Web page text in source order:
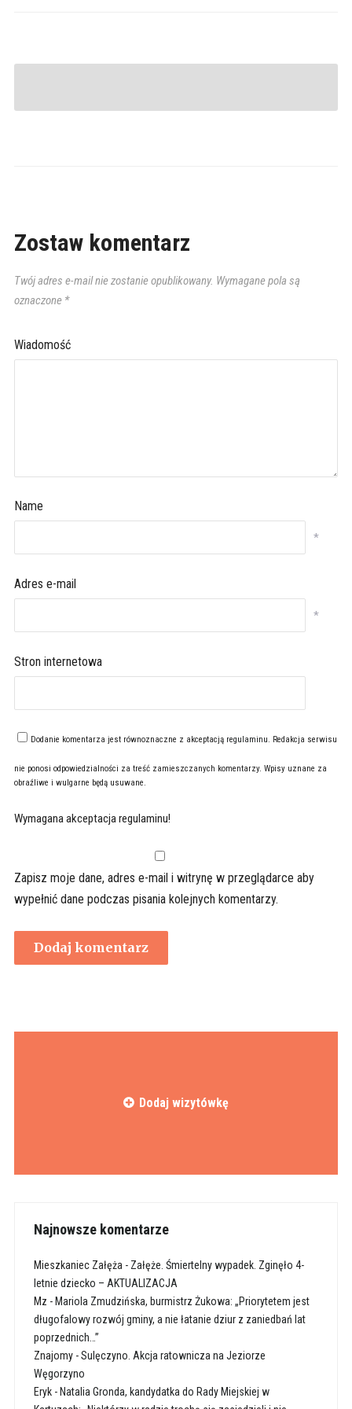
Zostaw komentarz
Twój adres e-mail nie zostanie opublikowany. Wymagane pola są
oznaczone *
Wiadomość
Name
*
Adres e-mail
*
Stron internetowa
Dodanie komentarza jest równoznaczne z akceptacją regulaminu. Redakcja serwisu
nie ponosi odpowiedzialności za treść zamieszczanych komentarzy. Wpisy uznane za
obraźliwe i wulgarne będą usuwane.
Wymagana akceptacja regulaminu!
Zapisz moje dane, adres e-mail i witrynę w przeglądarce aby
wypełnić dane podczas pisania kolejnych komentarzy.
Dodaj wizytówkę
Najnowsze komentarze
Mieszkaniec Załęża - Załęże. Śmiertelny wypadek. Zginęło 4-
letnie dziecko – AKTUALIZACJA
Mz - Mariola Zmudzińska, burmistrz Żukowa: „Priorytetem jest
długofalowy rozwój gminy, a nie łatanie dziur z zaniedbań lat
poprzednich…”
Znajomy-Sulęczyno. Akcja ratownicza na Jeziorze
Węgorzyno
Eryk- Natalia Gronda, kandydatka do Rady Miejskiej w